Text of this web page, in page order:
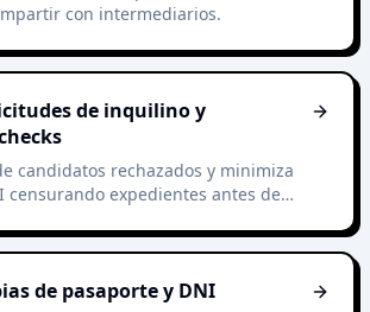
con intermediarios.
de inquilino y
candidatos rechazados y minimiza
censurando expedientes antes de
de pasaporte y DNI